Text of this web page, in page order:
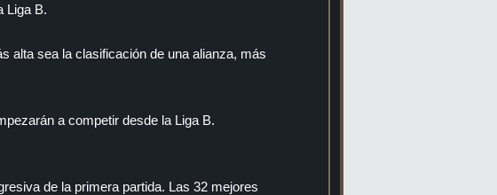
Liga B.
alta sea la clasificación de una alianza, más
a competir desde la Liga B.
de la primera partida. Las 32 mejores